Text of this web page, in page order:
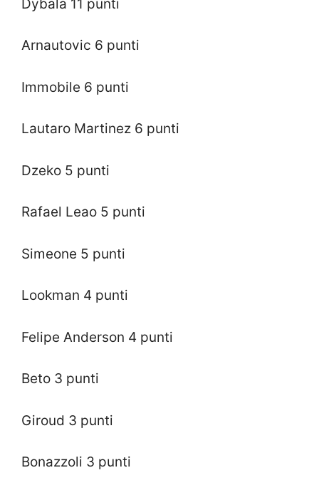
Dybala 11 punti
Arnautovic 6 punti
Immobile 6 punti
Lautaro Martinez 6 punti
Dzeko 5 punti
Rafael Leao 5 punti
Simeone 5 punti
Lookman 4 punti
Felipe Anderson 4 punti
Beto 3 punti
Giroud 3 punti
Bonazzoli 3 punti